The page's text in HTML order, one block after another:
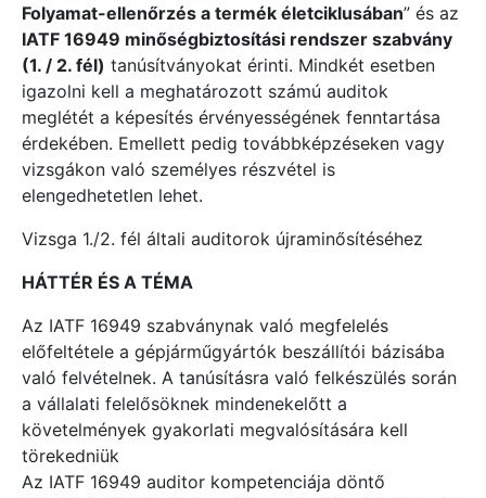
Folyamat-ellenőrzés a termék életciklusában” és az
IATF 16949 minőségbiztosítási rendszer szabvány
(1. / 2. fél) tanúsítványokat érinti. Mindkét esetben
igazolni kell a meghatározott számú auditok
meglétét a képesítés érvényességének fenntartása
érdekében. Emellett pedig továbbképzéseken vagy
vizsgákon való személyes részvétel is
elengedhetetlen lehet.
Vizsga 1./2. fél általi auditorok újraminősítéséhez
HÁTTÉR ÉS A TÉMA
Az IATF 16949 szabványnak való megfelelés
előfeltétele a gépjárműgyártók beszállítói bázisába
való felvételnek. A tanúsításra való felkészülés során
a vállalati felelősöknek mindenekelőtt a
követelmények gyakorlati megvalósítására kell
törekedniük
Az IATF 16949 auditor kompetenciája döntő